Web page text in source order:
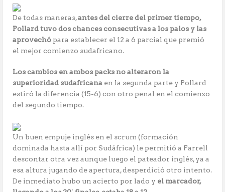
De todas maneras,antes del cierre del primer tiempo,
Pollard tuvo dos chances consecutivas a los palos y las
aprovechó para establecer el 12 a 6 parcial que premió
el mejor comienzo sudafricano.
Los cambios en ambos packs no alteraron la
superioridad sudafricana en la segunda parte y Pollard
estiró la diferencia (15-6) con otro penal en el comienzo
del segundo tiempo.
Un buen empuje inglés en el scrum (formación
dominada hasta allí por Sudáfrica) le permitió a Farrell
descontar otra vez aunque luego el pateador inglés, ya a
esa altura jugando de apertura, desperdició otro intento.
De inmediato hubo un acierto por lado y el marcador,